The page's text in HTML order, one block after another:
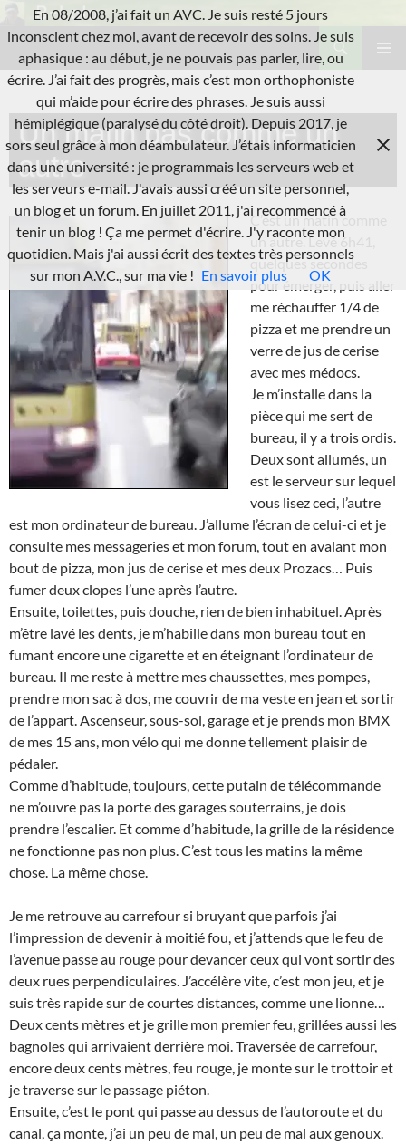
au
contenu
L'A.V.C.
Recherche
Un matin pas comme un
autre
C’est un matin comme
un autre. Levé 6h41,
quelques secondes
pour émerger, puis aller
me réchauffer 1/4 de
pizza et me prendre un
verre de jus de cerise
avec mes médocs.
Je m’installe dans la
pièce qui me sert de
bureau, il y a trois ordis.
Deux sont allumés, un
est le serveur sur lequel
vous lisez ceci, l’autre
est mon ordinateur de bureau. J’allume l’écran de celui-ci et je
consulte mes messageries et mon forum, tout en avalant mon
bout de pizza, mon jus de cerise et mes deux Prozacs… Puis
fumer deux clopes l’une après l’autre.
Ensuite, toilettes, puis douche, rien de bien inhabituel. Après
m’être lavé les dents, je m’habille dans mon bureau tout en
fumant encore une cigarette et en éteignant l’ordinateur de
bureau. Il me reste à mettre mes chaussettes, mes pompes,
prendre mon sac à dos, me couvrir de ma veste en jean et sortir
de l’appart. Ascenseur, sous-sol, garage et je prends mon BMX
de mes 15 ans, mon vélo qui me donne tellement plaisir de
pédaler.
Comme d’habitude, toujours, cette putain de télécommande
ne m’ouvre pas la porte des garages souterrains, je dois
prendre l’escalier. Et comme d’habitude, la grille de la résidence
ne fonctionne pas non plus. C’est tous les matins la même
chose. La même chose.
Je me retrouve au carrefour si bruyant que parfois j’ai
l’impression de devenir à moitié fou, et j’attends que le feu de
l’avenue passe au rouge pour devancer ceux qui vont sortir des
deux rues perpendiculaires. J’accélère vite, c’est mon jeu, et je
suis très rapide sur de courtes distances, comme une lionne…
Deux cents mètres et je grille mon premier feu, grillées aussi les
bagnoles qui arrivaient derrière moi. Traversée de carrefour,
encore deux cents mètres, feu rouge, je monte sur le trottoir et
je traverse sur le passage piéton.
Ensuite, c’est le pont qui passe au dessus de l’autoroute et du
canal, ça monte, j’ai un peu de mal, un peu de mal aux genoux.
En 08/2008, j’ai fait un AVC. Je suis resté 5 jours
inconscient chez moi, avant de recevoir des soins. Je suis
aphasique : au début, je ne pouvais pas parler, lire, ou
écrire. J’ai fait des progrès, mais c’est mon orthophoniste
qui m’aide pour écrire des phrases. Je suis aussi
hémiplégique (paralysé du côté droit). Depuis 2017, je
sors seul grâce à mon déambulateur. J’étais informaticien
dans une université : je programmais les serveurs web et
les serveurs e-mail. J'avais aussi créé un site personnel,
un blog et un forum. En juillet 2011, j'ai recommencé à
tenir un blog ! Ça me permet d'écrire. J'y raconte mon
quotidien. Mais j'ai aussi écrit des textes très personnels
sur mon A.V.C., sur ma vie ! En savoir plus OK